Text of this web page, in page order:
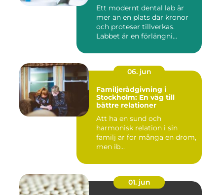
Ett modernt dental lab är
mer än en plats där kronor
och proteser tillverkas.
Labbet är en förlängni...
06. jun
Familjerådgivning i
Stockholm: En väg till
bättre relationer
Att ha en sund och
harmonisk relation i sin
familj är för många en dröm,
men ib...
01. jun